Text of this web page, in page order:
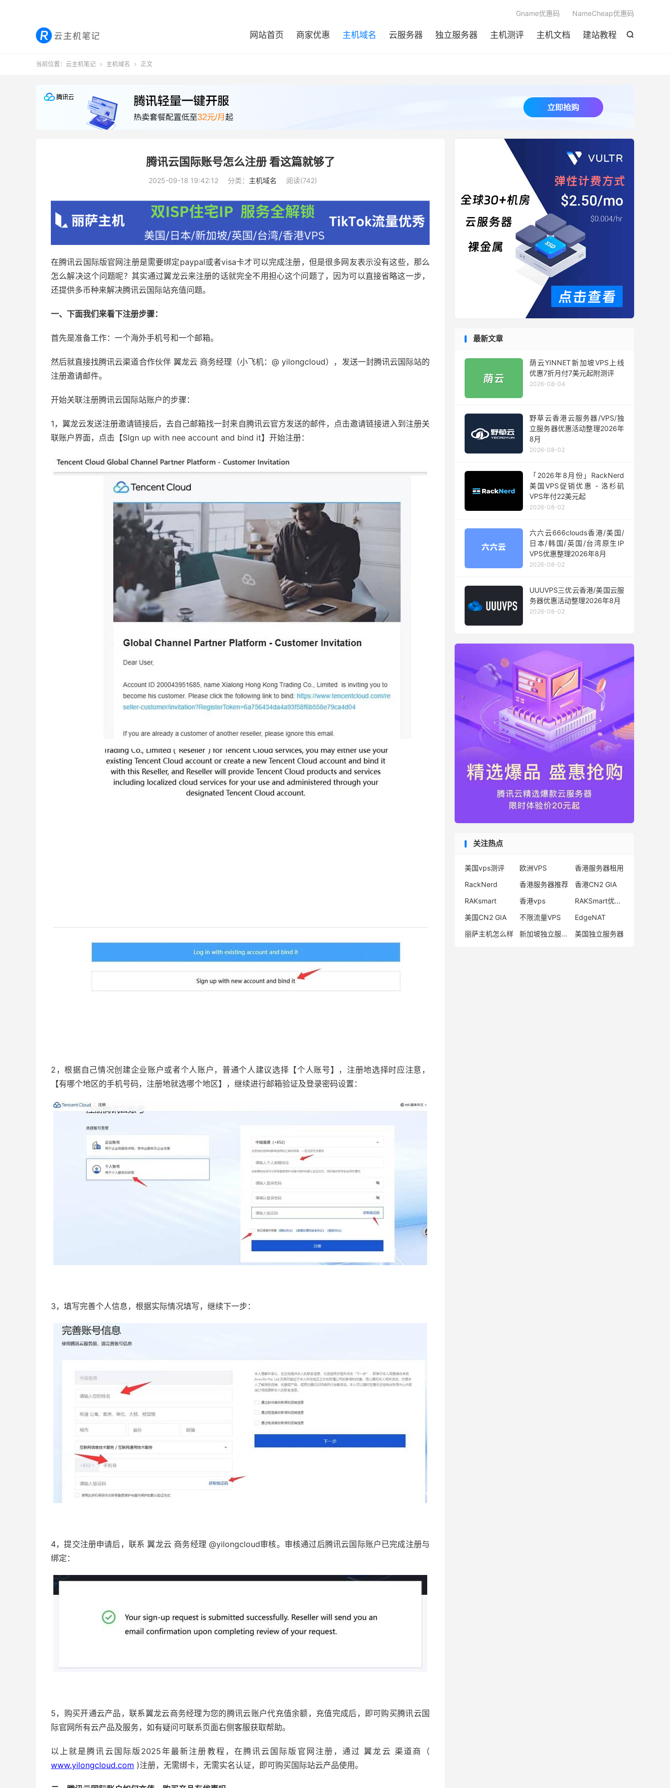

网站首页 商家优惠 主机域名 云服务器 独立服务器 主机测评 主机文档 建站教程
Gname优惠码 NameCheap优惠码
当前位置： 云主机笔记  主机域名  正文
腾讯云国际账号怎么注册 看这篇就够了
2025-09-18 19:42:12 分类： 主机域名 阅读(742)
在腾讯云国际版官网注册是需要绑定paypal或者visa卡才可以完成注册，但是很多网友表示没有这些，那么
怎么解决这个问题呢？其实通过翼龙云来注册的话就完全不用担心这个问题了，因为可以直接省略这一步，
还提供多币种来解决腾讯云国际站充值问题。
一、下面我们来看下注册步骤：
首先是准备工作：一个海外手机号和一个邮箱。
然后就直接找腾讯云渠道合作伙伴 翼龙云 商务经理（小飞机：@ yilongcloud），发送一封腾讯云国际站的
注册邀请邮件。
开始关联注册腾讯云国际站账户的步骤：
1，翼龙云发送注册邀请链接后，去自己邮箱找一封来自腾讯云官方发送的邮件，点击邀请链接进入到注册关
联账户界面，点击【Slgn up with nee account and bind it】开始注册：
2，根据自己情况创建企业账户或者个人账户，普通个人建议选择【个人账号】，注册地选择时应注意，
【有哪个地区的手机号码，注册地就选哪个地区】，继续进行邮箱验证及登录密码设置：
3，填写完善个人信息，根据实际情况填写，继续下一步：
4，提交注册申请后，联系 翼龙云 商务经理 @yilongcloud审核。审核通过后腾讯云国际账户已完成注册与
绑定：
5，购买开通云产品，联系翼龙云商务经理为您的腾讯云账户代充值余额，充值完成后，即可购买腾讯云国
际官网所有云产品及服务，如有疑问可联系页面右侧客服获取帮助。
以上就是腾讯云国际版2025年最新注册教程，在腾讯云国际版官网注册，通过 翼龙云 渠道商（
www.yilongcloud.com )注册，无需绑卡，无需实名认证，即可购买国际站云产品使用。
最新文章
荫云YINNET新加坡VPS上线
优惠7折月付7美元起附测评
2026-08-04
野草云香港云服务器/VPS/独
立服务器优惠活动整理2026年
8月
2026-08-02
「2026年8月份」RackNerd
美国VPS促销优惠 - 洛杉矶
VPS年付22美元起
2026-08-02
六六云666clouds香港/美国/
日本/韩国/英国/台湾原生IP
VPS优惠整理2026年8月
2026-08-02
UUUVPS三优云香港/美国云服
务器优惠活动整理2026年8月
2026-08-02
关注热点
美国vps测评 欧洲VPS
香港服务器租用
RackNerd
香港服务器推荐
香港CN2 GIA
RAKsmart
香港vps
RAKSmart优惠码
美国CN2 GIA
不限流量VPS
EdgeNAT
丽萨主机怎么样
新加坡独立服务器 美国独立服务器